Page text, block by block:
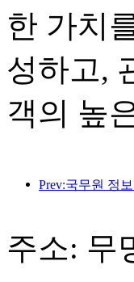
한 가치
성하고,
객의 높
주소: 무